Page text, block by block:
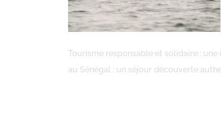
Tourisme responsable et solidaire :
au Sénégal : un séjour découverte